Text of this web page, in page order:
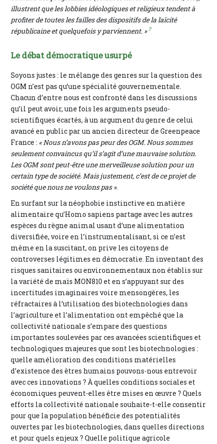
illustrent que les lobbies idéologiques et religieux tendent à
profiter de toutes les failles des dispositifs de la laïcité
républicaine et quelquefois y parviennent. » 7
Le débat démocratique usurpé
Soyons justes : le mélange des genres sur la question des
OGM n’est pas qu’une spécialité gouvernementale.
Chacun d’entre nous est confronté dans les discussions
qu’il peut avoir, une fois les arguments pseudo-
scientifiques écartés, à un argument du genre de celui
avancé en public par un ancien directeur de Greenpeace
France : « Nous n’avons pas peur des OGM. Nous sommes
seulement convaincus qu’il s’agit d’une mauvaise solution.
Les OGM sont peut-être une merveilleuse solution pour un
certain type de société. Mais justement, c’est de ce projet de
société que nous ne voulons pas ».
En surfant sur la néophobie instinctive en matière
alimentaire qu’Homo sapiens partage avec les autres
espèces du règne animal usant d’une alimentation
diversifiée, voire en l’instrumentalisant, si ce n’est
même en la suscitant, on prive les citoyens de
controverses légitimes en démocratie. En inventant des
risques sanitaires ou environnementaux non établis sur
la variété de maïs MON810 et en s’appuyant sur des
incertitudes imaginaires voire mensongères, les
réfractaires à l’utilisation des biotechnologies dans
l’agriculture et l’alimentation ont empêché que la
collectivité nationale s’empare des questions
importantes soulevées par ces avancées scientifiques et
technologiques majeures que sont les biotechnologies :
quelle amélioration des conditions matérielles
d’existence des êtres humains pouvons-nous entrevoir
avec ces innovations ? À quelles conditions sociales et
économiques peuvent-elles être mises en œuvre ? Quels
efforts la collectivité nationale souhaite-t-elle consentir
pour que la population bénéficie des potentialités
ouvertes par les biotechnologies, dans quelles directions
et pour quels enjeux ? Quelle politique agricole